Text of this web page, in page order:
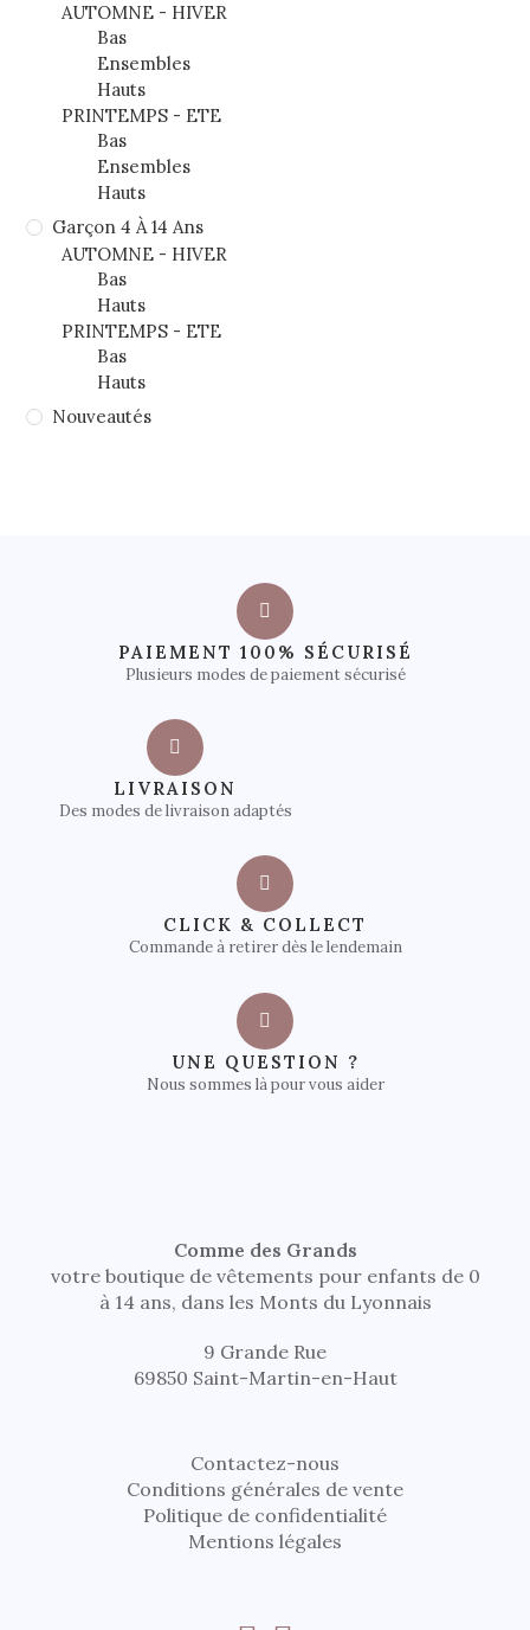
AUTOMNE - HIVER
Bas
Ensembles
Hauts
PRINTEMPS - ETE
Bas
Ensembles
Hauts
Garçon 4 À 14 Ans
AUTOMNE - HIVER
Bas
Hauts
PRINTEMPS - ETE
Bas
Hauts
Nouveautés
PAIEMENT 100% SÉCURISÉ
Plusieurs modes de paiement sécurisé
LIVRAISON
Des modes de livraison adaptés
CLICK & COLLECT
Commande à retirer dès le lendemain
UNE QUESTION ?
Nous sommes là pour vous aider
Comme des Grands
votre boutique de vêtements pour enfants de 0
à 14 ans, dans les Monts du Lyonnais
9 Grande Rue
69850 Saint-Martin-en-Haut
Contactez-nous
Conditions générales de vente
Politique de confidentialité
Mentions légales